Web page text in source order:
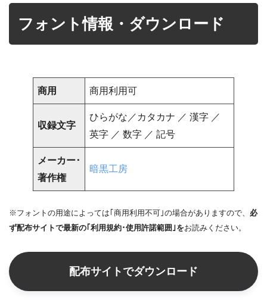
フォント情報・ダウンロード
商用 商用利用可
収録文字
ひらがな／カタカナ ／ 漢字 ／
英字 ／ 数字 ／ 記号
メーカー･
著作権
暗黒工房
※フォントの用途によっては｢商用利用不可｣の場合がありますので、 必
ず配布サイトで最新の｢利用規約･使用許諾範囲｣をお読みください。
配布サイトでダウンロード